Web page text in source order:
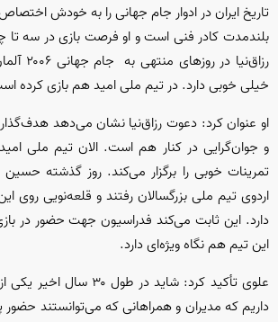
تاریخ ایران در ادوار جام جهانی را به خودش
بلندمدت کادر فنی است و او فرصت بازی در سه تا
رزاق‌نیا
خیلی خوبی دارد. در تیم ملی امید هم بازی کرده
او عنوان کرد: دعوت رزاق‌نیا نشان می‌دهد
و جوان‌گرایی در کنار هم است. الان تیم ملی
تمرینات خوبی را برگزار می‌کند. روز گذشته
اردوی تیم ملی بزرگسالان رفتند و قلعه‌نویی روی
دارد. این ثابت می‌کند فدراسیون جهت حضور در
این تیم هم نگاه ویژه‌ای دارد.
علوی تأکید کرد: شاید در
داریم که مدیران و همراهانی که می‌توانستند حضور